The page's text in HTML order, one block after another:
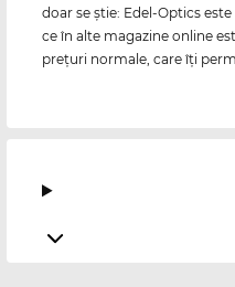
doar se ştie: Edel-Optics
ce în alte magazine online
preţuri normale, care îţi